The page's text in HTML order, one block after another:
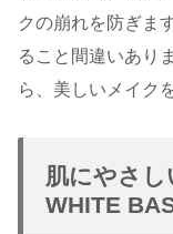
クの崩れを防ぎま
ること間違いあり
ら、美しいメイク
肌にやさし
WHITE